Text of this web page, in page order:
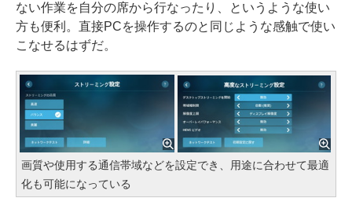
ない作業を自分の席から行なったり、というような使い
方も便利。直接PCを操作するのと同じような感触で使い
こなせるはずだ。
画質や使用する通信帯域などを設定でき、用途に合わせて最適
化も可能になっている